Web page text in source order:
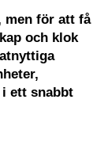
men för att få
och klok
ett snabbt